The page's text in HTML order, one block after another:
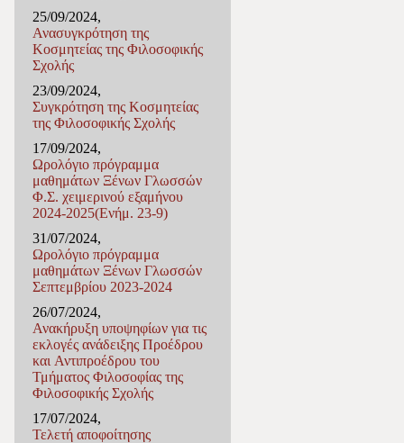
25/09/2024,
Ανασυγκρότηση της
Κοσμητείας της Φιλοσοφικής
Σχολής
23/09/2024,
Συγκρότηση της Κοσμητείας
της Φιλοσοφικής Σχολής
17/09/2024,
Ωρολόγιο πρόγραμμα
μαθημάτων Ξένων Γλωσσών
Φ.Σ. χειμερινού εξαμήνου
2024-2025(Ενήμ. 23-9)
31/07/2024,
Ωρολόγιο πρόγραμμα
μαθημάτων Ξένων Γλωσσών
Σεπτεμβρίου 2023-2024
26/07/2024,
Ανακήρυξη υποψηφίων για τις
εκλογές ανάδειξης Προέδρου
και Αντιπροέδρου του
Τμήματος Φιλοσοφίας της
Φιλοσοφικής Σχολής
17/07/2024,
Τελετή αποφοίτησης